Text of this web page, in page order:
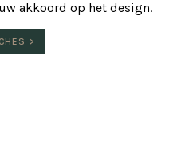
akkoord op het design.
>